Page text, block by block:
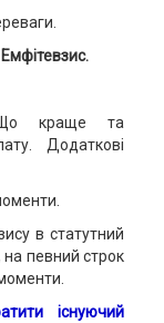
Що краще та
Додаткові
в статутний
на певний строк
існуючий